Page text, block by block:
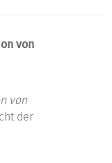
von
von
der